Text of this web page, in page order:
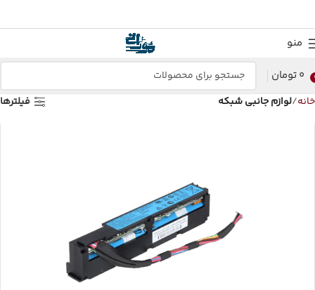
منو
0تومان
خانه لوازم جانبی شبکه فیلترها